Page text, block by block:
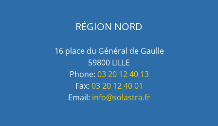
RÉGION NORD
16 place du Général de Gaulle
59800 LILLE
Phone: 03 20 12 40 13
Fax: 03 20 12 40 01
Email: info@solastra.fr